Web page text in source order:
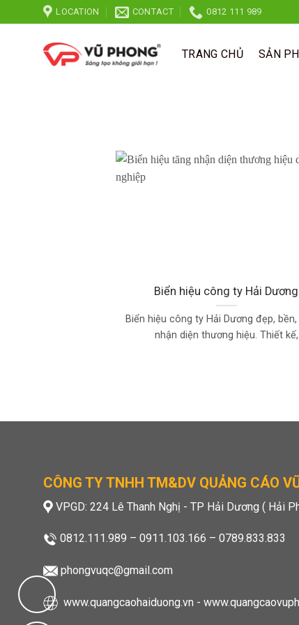
to
LOCATION CONTACT 0812 111 989
TRANG CHỦ SẢN
Biển hiệu công ty Hải Dương
Biển hiệu công ty Hải Dương đẹp,
nhận diện thương hiệu. Thiết kế,
CÔNG TY TNHH TM&DV QUẢNG CÁO
VPGD: 224 Lê Thanh Nghị - TP Hải Dương ( Hải
0812.111.989 –0911.103.166 –0789.833.833
phongvuqc@gmail.com
www.quangcaohaiduong.vn -